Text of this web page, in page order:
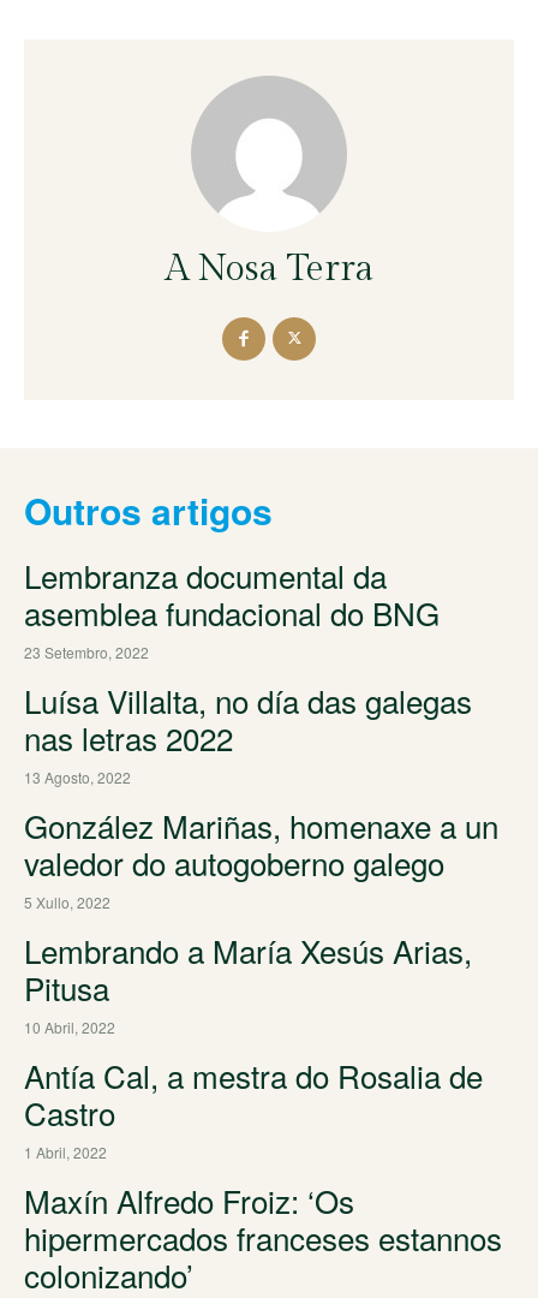
A Nosa Terra
Outros artigos
Lembranza documental da
asemblea fundacional do BNG
23 Setembro, 2022
Luísa Villalta, no día das galegas
nas letras 2022
13 Agosto, 2022
González Mariñas, homenaxe a un
valedor do autogoberno galego
5 Xullo, 2022
Lembrando a María Xesús Arias,
Pitusa
10 Abril, 2022
Antía Cal, a mestra do Rosalia de
Castro
1 Abril, 2022
Maxín Alfredo Froiz: ‘Os
hipermercados franceses estannos
colonizando’